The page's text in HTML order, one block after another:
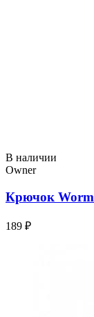
В наличии
Owner
Крючок
189 ₽